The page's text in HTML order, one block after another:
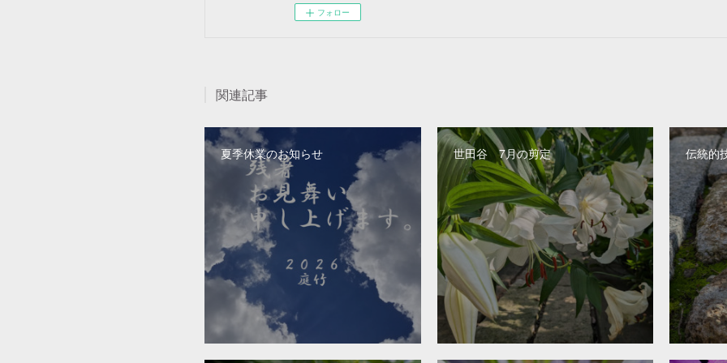
フォロー
関連記事
夏季休業のお知らせ 世田谷 7月の剪定 伝統的